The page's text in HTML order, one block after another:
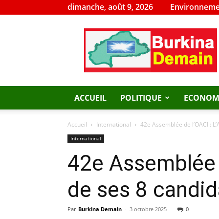
dimanche, août 9, 2026
Burkina
Demain
ACCUEIL POLITIQUE
Accueil International 42e Assemblée de l’OACI :
International
42e Assemblée
de ses 8
Par Burkina Demain - 3 octobre 2025 0